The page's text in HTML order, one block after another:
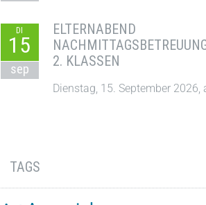
DI
15
sep
ELTERNABEND
2. KLASSEN
Dienstag, 15. September 2026,
TAGS